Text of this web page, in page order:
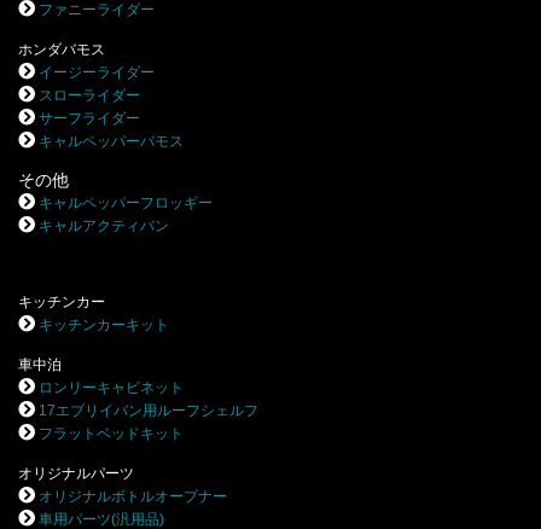
ファニーライダー
ホンダバモス
イージーライダー
スローライダー
サーフライダー
キャルペッパーバモス
その他
キャルペッパーフロッギー
キャルアクティバン
キッチンカー
キッチンカーキット
車中泊
ロンリーキャビネット
17エブリイバン用ルーフシェルフ
フラットベッドキット
オリジナルパーツ
オリジナルボトルオープナー
車用パーツ(汎用品)